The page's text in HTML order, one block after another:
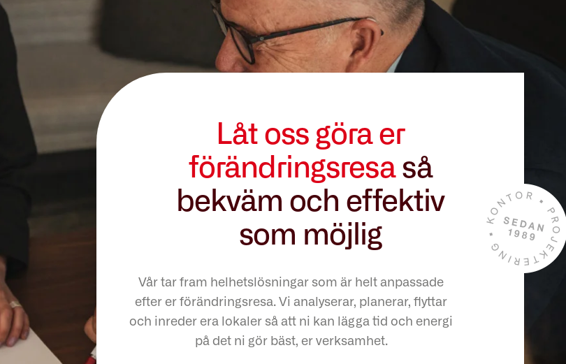
Låt oss göra er
förändringsresa så
bekväm och effektiv
som möjlig
Vår tar fram helhetslösningar som är helt anpassade
efter er förändringsresa. Vi analyserar, planerar, flyttar
och inreder era lokaler så att ni kan lägga tid och energi
på det ni gör bäst, er verksamhet.